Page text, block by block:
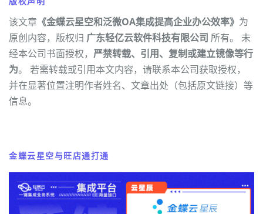
该文章 《金蝶云星空和泛微OA集成提高企业办公效率》 为
原创内容，版权归 广东轻亿云软件科技有限公司 所有。 未
经本公司书面授权， 严禁转载、引用、复制或建立镜像等行
为。 若需转载或引用本文内容，请联系本公司获取授权，
并在显著位置注明作者姓名、文章出处（包括原文链接）等
信息。
金蝶云星空与旺店通打通